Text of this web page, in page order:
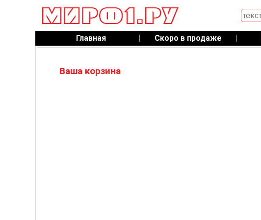
Главная | Скоро в продаже |
Ваша корзина